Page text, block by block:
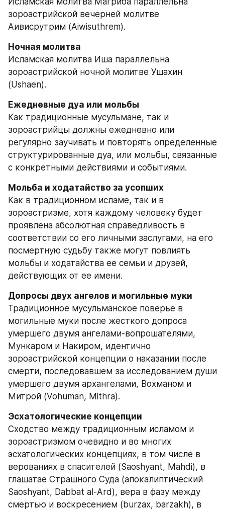
зороастрийской вечерней молитве
Аивисрутрим (Aiwisuthrem).
Исламская молитва Иша параллельна
зороастрийской ночной молитве Ушахин
(Ushaen).
Как традиционные мусульмане, так и
зороастрийцы должны ежедневно или
регулярно заучивать и повторять определенные
структурированные дуа, или мольбы, связанные
с конкретными действиями и событиями.
Как в традиционном исламе, так и в
зороастризме, хотя каждому человеку будет
проявлена абсолютная справедливость в
соответствии со его личными заслугами, на его
посмертную судьбу также могут повлиять
мольбы и ходатайства ее семьи и друзей,
действующих от ее имени.
Традиционное мусульманское поверье в
могильные муки после жесткого допроса
умершего двумя ангелами-вопрошателями,
Мункаром и Накиром, идентично
зороастрийской концепции о наказании после
смерти, последовавшем за исследованием души
умершего двумя архангелами, Вохманом и
Митрой (Vohuman, Mithra).
Сходство между традиционным исламом и
зороастризмом очевидно и во многих
эсхатологических концепциях, в том числе в
верованиях в спасителей (Saoshyant, Mahdi), в
глашатае Страшного Суда (апокалиптический
Saoshyant, Dabbat al-Ard), вера в фазу между
смертью и воскресением (burzax, barzakh), в